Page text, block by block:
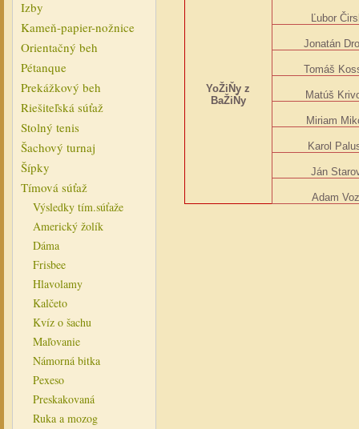
Izby
Kameň-papier-nožnice
Orientačný beh
Pétanque
Prekážkový beh
Riešiteľská súťaž
Stolný tenis
Šachový turnaj
Šípky
Tímová súťaž
Výsledky tím.súťaže
Americký žolík
Dáma
Frisbee
Hlavolamy
Kalčeto
Kvíz o šachu
Maľovanie
Námorná bitka
Pexeso
Preskakovaná
Ruka a mozog
YoŽiŇy z
BaŽiŇy
Ľubor
Jonatán
Tomáš
Matúš
Miriam
Karol
Ján
Adam